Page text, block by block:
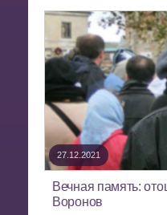
27.12.2021
Вечная память:
Воронов